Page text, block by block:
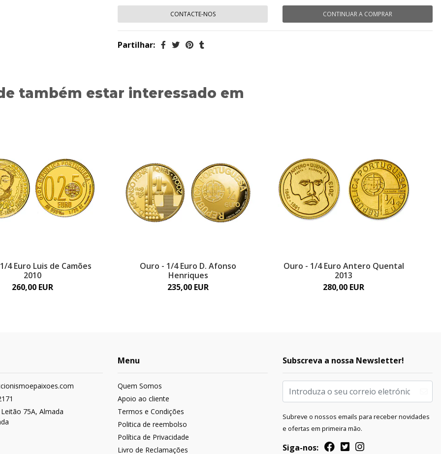
CONTACTE-NOS CONTINUAR A COMPRAR
Partilhar:
também estar interessado em
4 Euro Luis de Camões
2010
260,00 EUR
Ouro - 1/4 Euro D. Afonso
Henriques
235,00 EUR
Ouro - 1/4 Euro Antero Quental
2013
280,00 EUR
75A, Almada
Menu
Quem Somos
Apoio ao cliente
Termos e Condições
Politica de reembolso
Política de Privacidade
Livro de Reclamações
Subscreva a nossa Newsletter!
Subreve o nossos emails para receber novidades
e ofertas em primeira mão.
Siga-nos: